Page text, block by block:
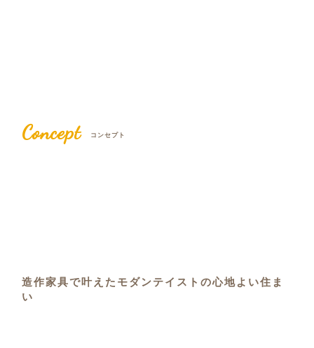
Concept コンセプト
造作家具で叶えたモダンテイストの心地よい住ま
い